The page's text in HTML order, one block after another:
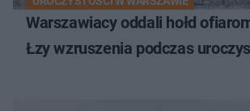
Warszawiacy oddali hołd
Łzy wzruszenia podczas